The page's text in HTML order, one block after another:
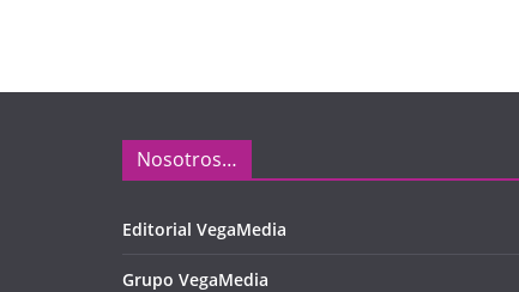
Nosotros…
Editorial VegaMedia
Grupo VegaMedia